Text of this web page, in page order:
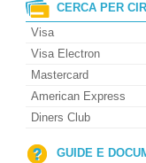
CERCA PER
Visa
Visa Electron
Mastercard
American Express
Diners Club
GUIDE E